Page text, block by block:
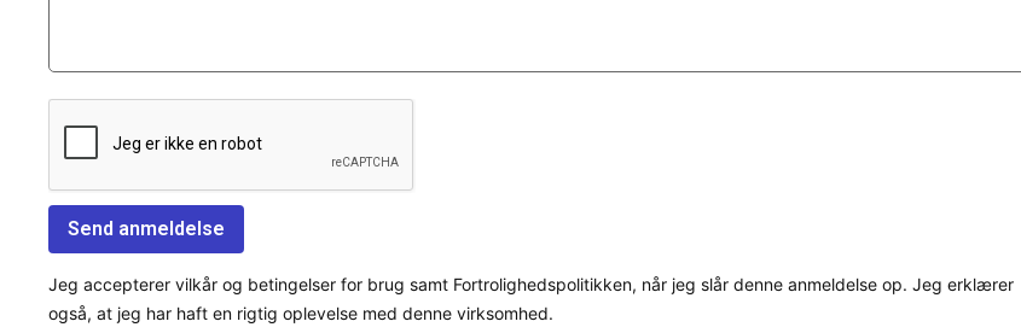
Jeg accepterer vilkår og betingelser for brug samt Fortrolighedspolitikken, når jeg slår denne anmeldelse op. Jeg erklærer
også, at jeg har haft en rigtig oplevelse med denne virksomhed.